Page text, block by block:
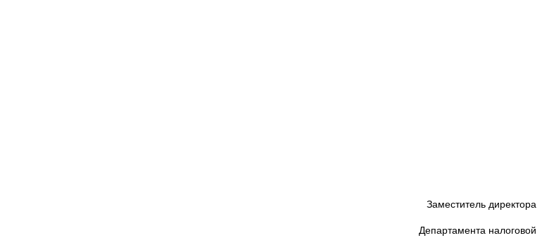
Заместитель директора
Департамента налоговой